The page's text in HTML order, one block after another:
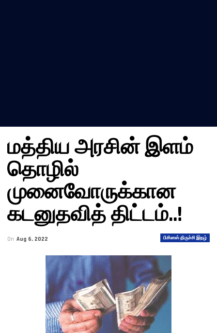
மத்திய அரசின் இளம்
தொழில்
முனைவோருக்கான
கடனுதவித் திட்டம்..!
பிசினஸ் திருச்சி இதழ்
On Aug 6, 2022